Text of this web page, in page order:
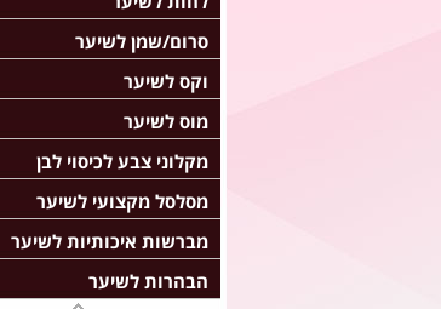
סרום/שמן לשיער
וקס לשיער
מוס לשיער
מקלוני צבע לכיסוי לבן
מסלסל מקצועי לשיער
מברשות איכותיות לשיער
הבהרות לשיער